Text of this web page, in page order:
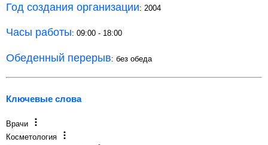
Год создания организации: 2004
Часы работы: 09:00 - 18:00
Обеденный перерыв: без обеда
Ключевые слова
Врачи
Косметология